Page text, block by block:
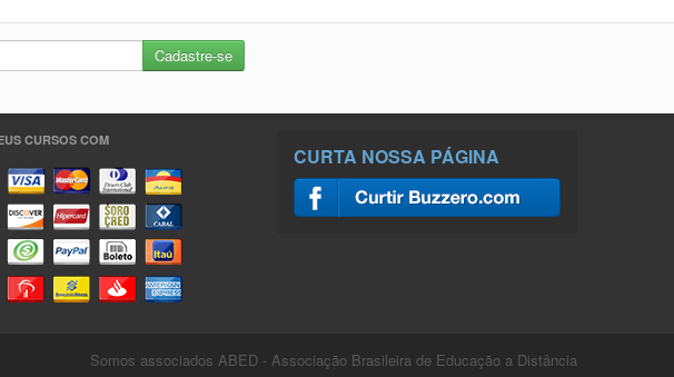
CURSOS COM
CURTA NOSSA PÁGINA
Somos associados ABED - Associação Brasileira de Educação a Distância